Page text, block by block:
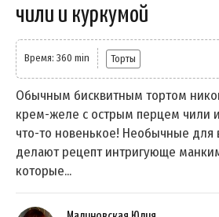
чили и куркумой
Время: 360 min Торты
Обычным бисквитным тортом
крем-желе с острым перцем чили
что-то новенькое! Необычные для
делают рецепт интригующе
которые...